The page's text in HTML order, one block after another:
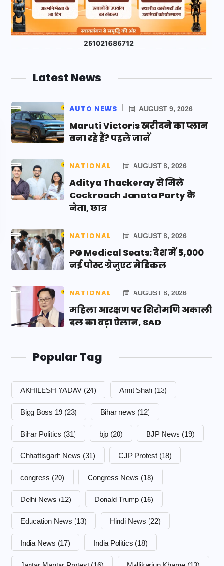
Latest News
AUTO NEWS AUGUST 9, 2026
Maruti Victoris खरीदने का प्लान
बना रहे हैं? पहले जानें
NATIONAL AUGUST 8, 2026
Aditya Thackeray से मिले
Cockroach Janata Party के
नेता, छात्र
NATIONAL AUGUST 8, 2026
PG Medical Seats: देश में 5,000
नई पोस्ट ग्रेजुएट मेडिकल
NATIONAL AUGUST 8, 2026
महिला आरक्षण पर शिरोमणि अकाली
दल का बड़ा ऐलान, SAD
Popular Tag
AKHILESH YADAV (24) Amit Shah (13)
Bigg Boss 19 (23) Bihar news (12)
Bihar Politics (31) bjp (20) BJP News (19)
Chhattisgarh News (31) CJP Protest (18)
congress (20) Congress News (18)
Delhi News (12) Donald Trump (16)
Education News (13) Hindi News (22)
India News (17) India Politics (18)